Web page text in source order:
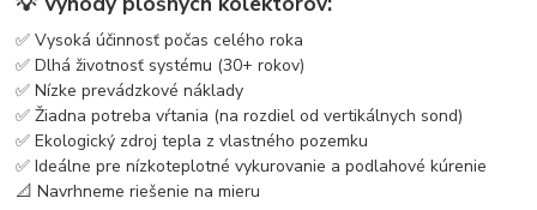
✅ Vysoká účinnosť počas celého roka
✅ Dlhá životnosť systému (30+ rokov)
✅ Nízke prevádzkové náklady
✅ Žiadna potreba vŕtania (na rozdiel od vertikálnych sond)
✅ Ekologický zdroj tepla z vlastného pozemku
✅ Ideálne pre nízkoteplotné vykurovanie a podlahové kúrenie
📐 Navrhneme riešenie na mieru